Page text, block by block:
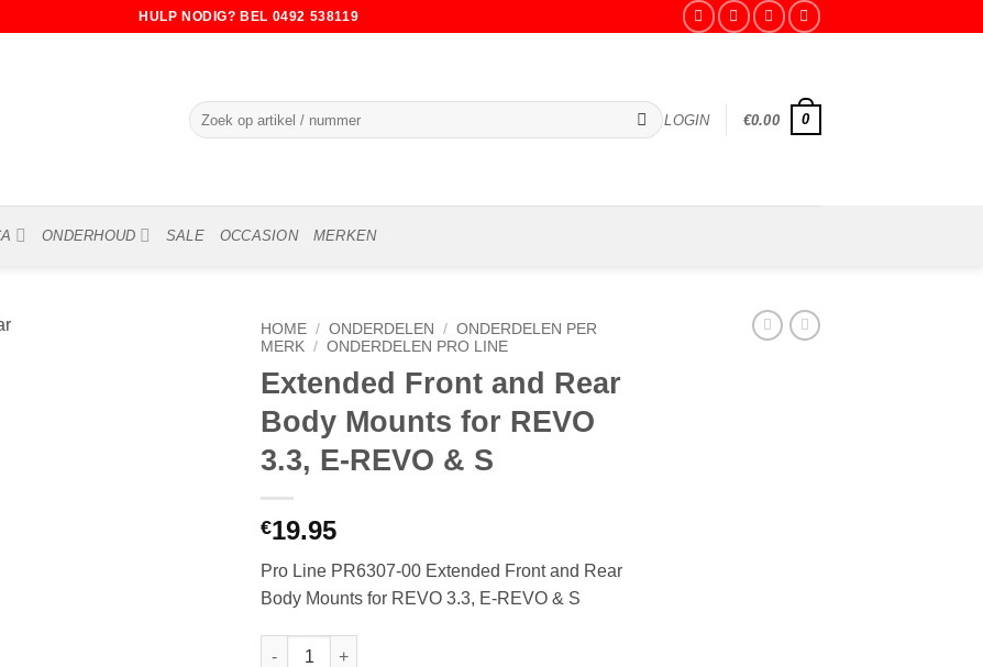
HULP NODIG? BEL 0492 538119
Zoeken
naar:
LOGIN €0.00 0
ONDERHOUD SALE OCCASION MERKEN
HOME / ONDERDELEN / ONDERDELEN PER
MERK / ONDERDELEN PRO LINE
Extended Front and Rear
Body Mounts for REVO
3.3, E-REVO & S
€19.95
Pro Line PR6307-00 Extended Front and Rear
Body Mounts for REVO 3.3, E-REVO & S
Extended Front and Rear Body Mounts for REVO 3.3, E-REVO & S aantal